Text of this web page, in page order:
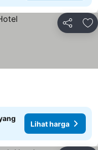
Bagikan
Lihat harga